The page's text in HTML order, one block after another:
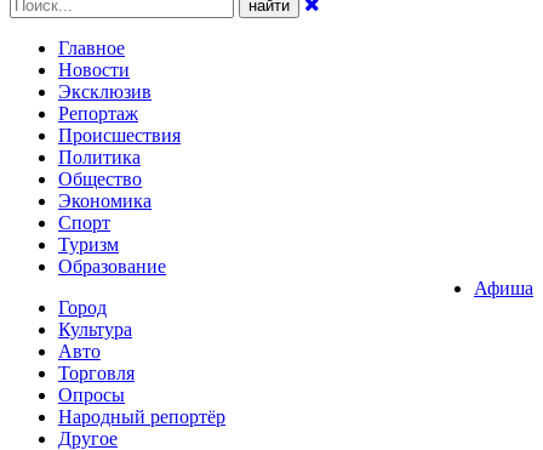
Главное
Новости
Эксклюзив
Репортаж
Происшествия
Политика
Общество
Экономика
Спорт
Туризм
Образование
Афиша
Город
Культура
Авто
Торговля
Опросы
Народный репортёр
Другое